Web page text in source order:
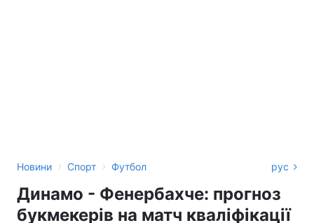
Новини › Спорт › Футбол рус
Динамо - Фенербахче: прогноз
букмекерів на матч кваліфікації